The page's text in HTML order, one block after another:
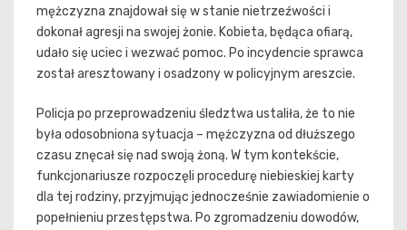
mężczyzna znajdował się w stanie nietrzeźwości i
dokonał agresji na swojej żonie. Kobieta, będąca ofiarą,
udało się uciec i wezwać pomoc. Po incydencie sprawca
został aresztowany i osadzony w policyjnym areszcie.
Policja po przeprowadzeniu śledztwa ustaliła, że to nie
była odosobniona sytuacja – mężczyzna od dłuższego
czasu znęcał się nad swoją żoną. W tym kontekście,
funkcjonariusze rozpoczęli procedurę niebieskiej karty
dla tej rodziny, przyjmując jednocześnie zawiadomienie o
popełnieniu przestępstwa. Po zgromadzeniu dowodów,